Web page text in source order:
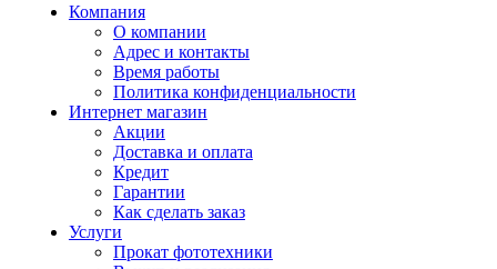
Компания
О компании
Адрес и контакты
Время работы
Политика конфиденциальности
Интернет магазин
Акции
Доставка и оплата
Кредит
Гарантии
Как сделать заказ
Услуги
Прокат фототехники